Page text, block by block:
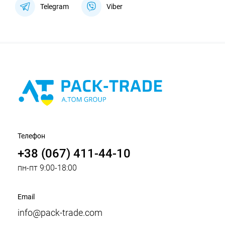
Telegram Viber
Телефон
+38 (067) 411-44-10
пн-пт 9:00-18:00
Email
info@pack-trade.com